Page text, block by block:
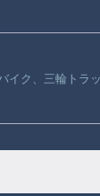
イク、三輪トラ